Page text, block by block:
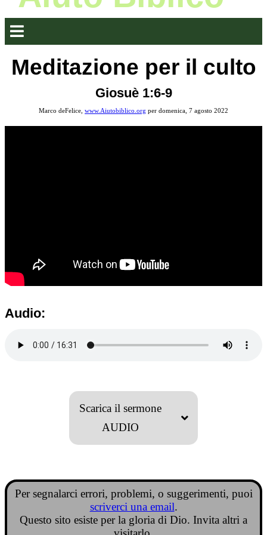
Meditazione per il culto
Giosuè 1:6-9
Marco deFelice, www.Aiutobiblico.org per domenica, 7 agosto 2022
Audio:
Scarica il sermone
AUDIO
Per segnalarci errori, problemi, o suggerimenti, puoi
scriverci una email.
Questo sito esiste per la gloria di Dio. Invita altri a